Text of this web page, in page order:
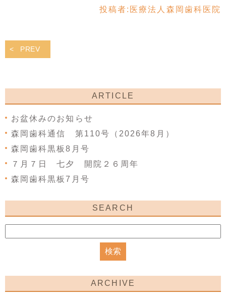
投稿者: 医療法人森岡歯科医院
PREV
ARTICLE
お盆休みのお知らせ
森岡歯科通信 第110号（2026年8月）
森岡歯科黒板8月号
７月７日 七夕 開院２６周年
森岡歯科黒板7月号
SEARCH
ARCHIVE